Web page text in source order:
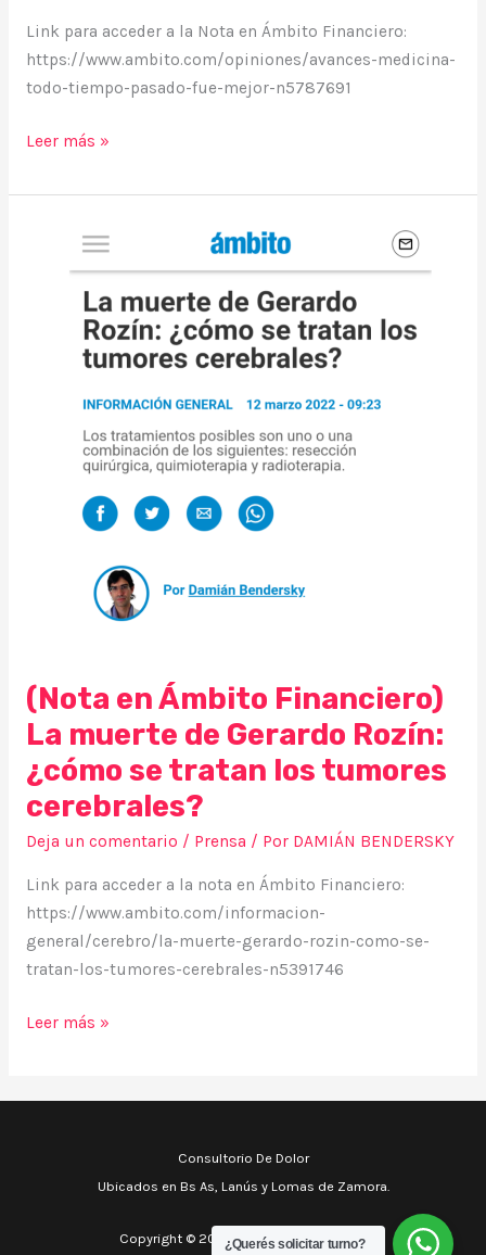
Link para acceder a la Nota en Ámbito Financiero:
https://www.ambito.com/opiniones/avances-medicina-
todo-tiempo-pasado-fue-mejor-n5787691
Leer más »
(Nota en Ámbito Financiero)
La muerte de Gerardo Rozín:
¿cómo se tratan los tumores
cerebrales?
Deja un comentario / Prensa / Por DAMIÁN BENDERSKY
Link para acceder a la nota en Ámbito Financiero:
https://www.ambito.com/informacion-
general/cerebro/la-muerte-gerardo-rozin-como-se-
tratan-los-tumores-cerebrales-n5391746
Financiero)
Gerardo
Leer más »
Consultorio De Dolor
Ubicados en Bs As, Lanús y Lomas de Zamora.
Copyright © 2026 Consultorio De Dolor
¿Querés solicitar turno?